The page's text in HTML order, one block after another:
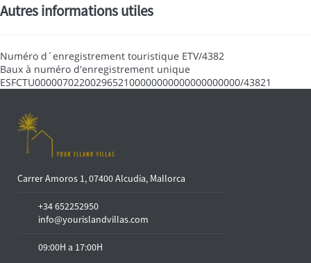
Autres informations utiles
Numéro d´enregistrement touristique ETV/4382
Baux à numéro d'enregistrement unique
ESFCTU0000070220029652100000000000000000000/43821
Carrer Amoros 1, 07400 Alcudia, Mallorca
+34 652252950
info@yourislandvillas.com
09:00H a 17:00H